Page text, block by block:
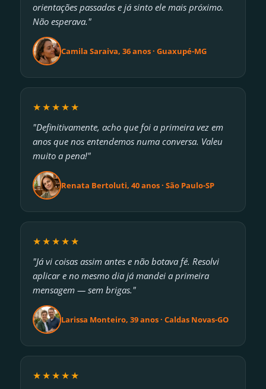
orientações passadas e já sinto ele mais próximo.
Não esperava."
Camila Saraiva, 36 anos · Guaxupé-MG
★★★★★
"Definitivamente, acho que foi a primeira vez em
anos que nos entendemos numa conversa. Valeu
muito a pena!"
Renata Bertoluti, 40 anos · São Paulo-SP
★★★★★
"Já vi coisas assim antes e não botava fé. Resolvi
aplicar e no mesmo dia já mandei a primeira
mensagem — sem brigas."
Larissa Monteiro, 39 anos · Caldas Novas-GO
★★★★★